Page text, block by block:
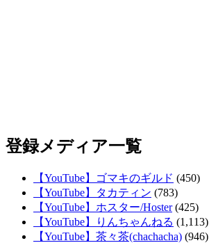
登録メディア一覧
【YouTube】ゴマキのギルド (450)
【YouTube】タカティン (783)
【YouTube】ホスター/Hoster(425)
【YouTube】りんちゃんねる (1,113)
【YouTube】茶々茶(chachacha) (946)